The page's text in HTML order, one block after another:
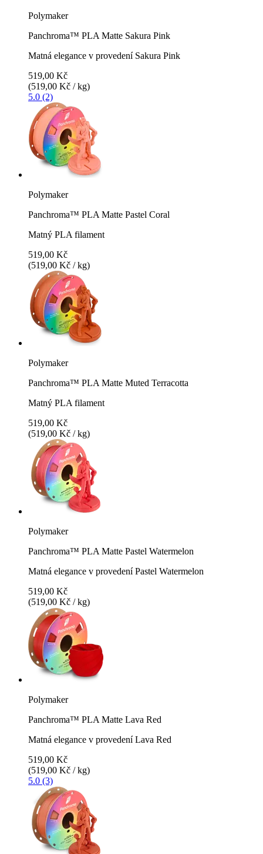
Polymaker
Panchroma™ PLA Matte Sakura Pink
Matná elegance v provedení Sakura Pink
519,00 Kč
(519,00 Kč / kg)
5.0 (2)
Polymaker
Panchroma™ PLA Matte Pastel Coral
Matný PLA filament
519,00 Kč
(519,00 Kč / kg)
Polymaker
Panchroma™ PLA Matte Muted Terracotta
Matný PLA filament
519,00 Kč
(519,00 Kč / kg)
Polymaker
Panchroma™ PLA Matte Pastel Watermelon
Matná elegance v provedení Pastel Watermelon
519,00 Kč
(519,00 Kč / kg)
Polymaker
Panchroma™ PLA Matte Lava Red
Matná elegance v provedení Lava Red
519,00 Kč
(519,00 Kč / kg)
5.0 (3)